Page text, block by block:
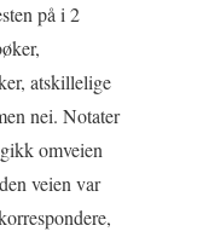
på i 2
atskillelige
nei. Notater
omveien
veien var